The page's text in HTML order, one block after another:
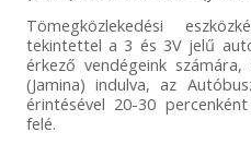
Tömegközlekedési
tekintettel a 3 és 3V jelű
érkező vendégeink
(Jamina) indulva, az
érintésével 20-30
felé.